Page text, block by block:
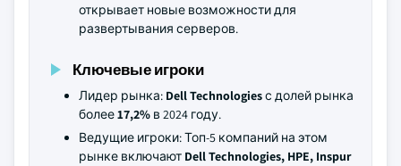
открывает новые возможности для
развертывания серверов.
Ключевые игроки
Лидер рынка: Dell Technologiesс долей рынка
более17,2% в 2024 году.
Ведущие игроки: Топ-5 компаний на этом
рынке включают Dell Technologies, HPE, Inspur